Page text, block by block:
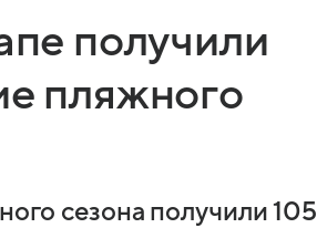
получили
пляжного
сезона получили 105